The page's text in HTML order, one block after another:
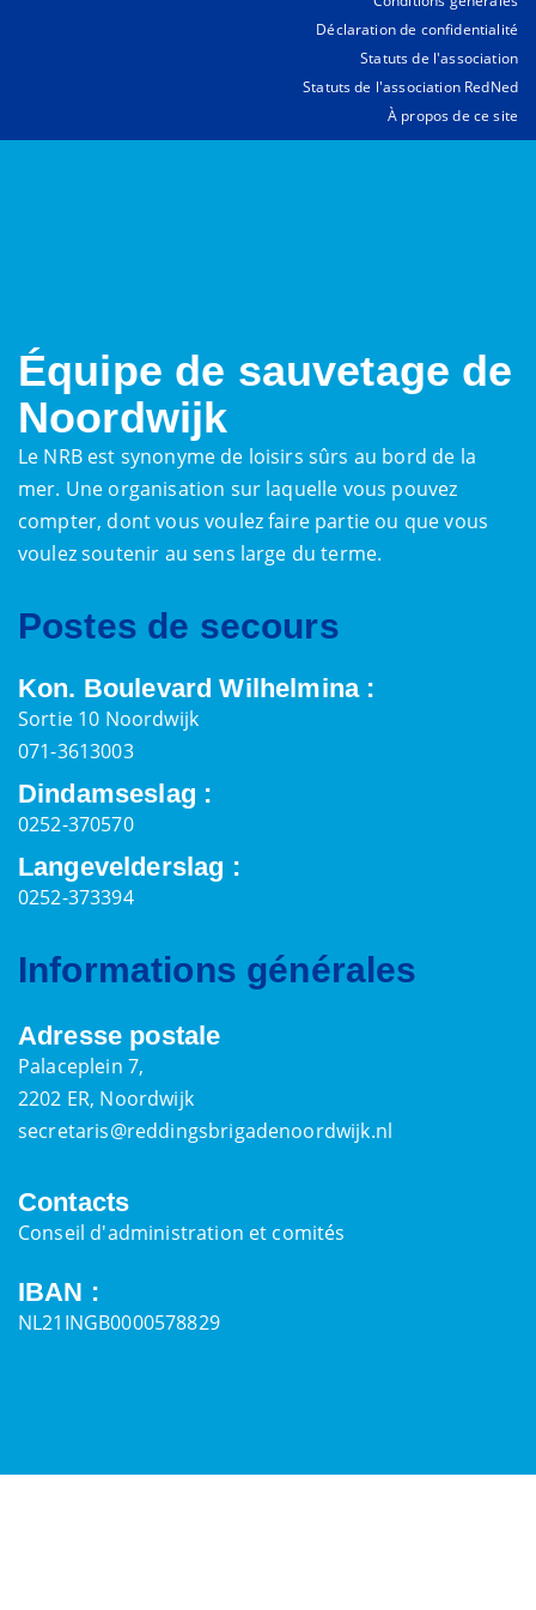
Déclaration de confidentialité
Statuts de l'association
Statuts de l'association RedNed
À propos de ce site
Équipe de sauvetage de
Noordwijk
Le NRB est synonyme de loisirs sûrs au bord de la
mer. Une organisation sur laquelle vous pouvez
compter, dont vous voulez faire partie ou que vous
voulez soutenir au sens large du terme.
Postes de secours
Kon. Boulevard Wilhelmina :
Sortie 10 Noordwijk
071-3613003
Dindamseslag :
0252-370570
Langevelderslag :
0252-373394
Informations générales
Adresse postale
Palaceplein 7,
2202 ER, Noordwijk
secretaris@reddingsbrigadenoordwijk.nl
Contacts
Conseil d'administration et comités
IBAN :
NL21INGB0000578829